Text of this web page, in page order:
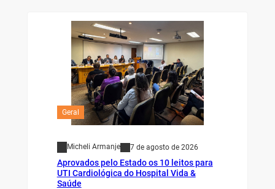
Geral
Micheli Armanje 7 de agosto de 2026
Aprovados pelo Estado os 10 leitos para
UTI Cardiológica do Hospital Vida &
Saúde